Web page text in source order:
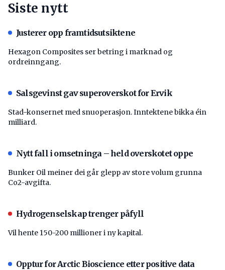
Siste nytt
Justerer opp framtidsutsiktene
Hexagon Composites ser betring i marknad og
ordreinngang.
Salsgevinst gav superoverskot for Ervik
Stad-konsernet med snuoperasjon. Inntektene bikka éin
milliard.
Nytt fall i omsetninga – held overskotet oppe
Bunker Oil meiner dei går glepp av store volum grunna
Co2-avgifta.
Hydrogenselskap trenger påfyll
Vil hente 150-200 millioner i ny kapital.
Opptur for Arctic Bioscience etter positive data